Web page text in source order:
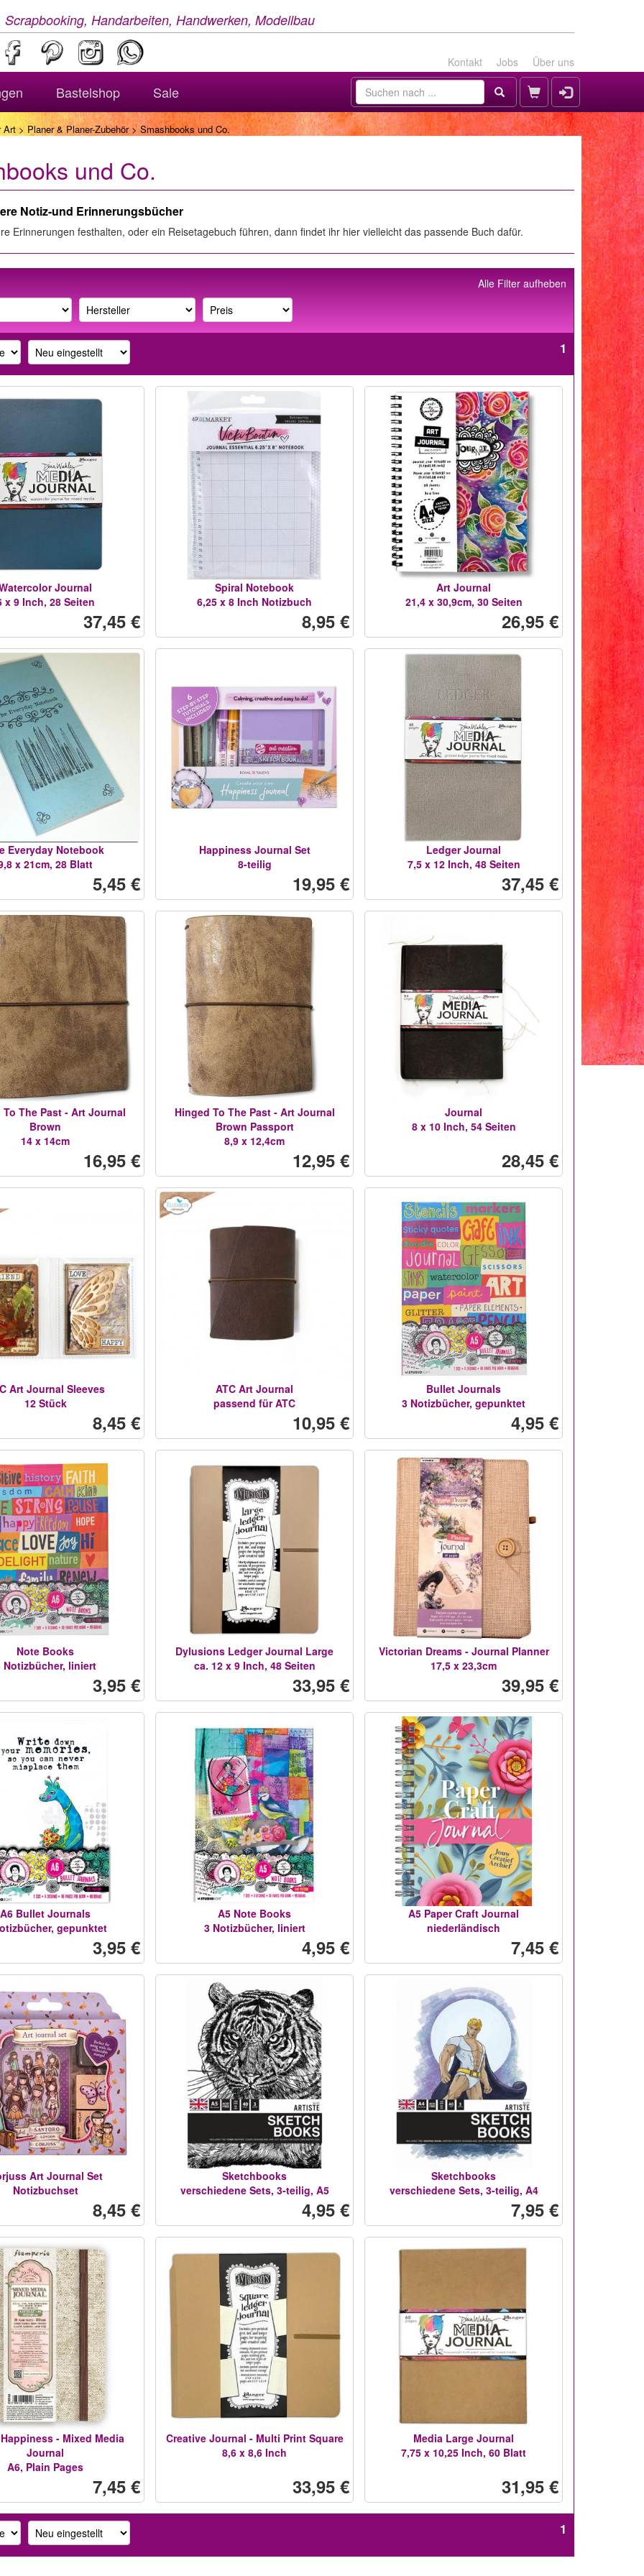
Scrapbooking, Handarbeiten, Handwerken, Modellbau
Kontakt Jobs Über uns
Bastelshop Sale
Art> Planer & Planer-Zubehör> Smashbooks und Co.
und Co.
Notiz-und Erinnerungsbücher
Erinnerungen festhalten, oder ein Reisetagebuch führen, dann findet ihr hier vielleicht das passende Buch dafür.
Alle Filter aufheben
1
Journal
x 9 Inch, 28 Seiten
37,45 €
Spiral Notebook
6,25 x 8 Inch Notizbuch
8,95 €
Art Journal
21,4 x 30,9cm, 30 Seiten
26,95 €
Everyday Notebook
x 21cm, 28 Blatt
5,45 €
Happiness Journal Set
8-teilig
19,95 €
Ledger Journal
7,5 x 12 Inch, 48 Seiten
37,45 €
The Past - Art Journal
Brown
14 x 14cm
16,95 €
Hinged To The Past - Art Journal
Brown Passport
8,9 x 12,4cm
12,95 €
Journal
8 x 10 Inch, 54 Seiten
28,45 €
Art Journal Sleeves
12 Stück
8,45 €
ATC Art Journal
passend für ATC
10,95 €
Bullet Journals
3 Notizbücher, gepunktet
4,95 €
Note Books
Notizbücher, liniert
3,95 €
Dylusions Ledger Journal Large
ca. 12 x 9 Inch, 48 Seiten
33,95 €
Victorian Dreams - Journal Planner
17,5 x 23,3cm
39,95 €
A6 Bullet Journals
gepunktet
3,95 €
A5 Note Books
3 Notizbücher, liniert
4,95 €
A5 Paper Craft Journal
niederländisch
7,45 €
Art Journal Set
Notizbuchset
8,45 €
Sketchbooks
verschiedene Sets, 3-teilig, A5
4,95 €
Sketchbooks
verschiedene Sets, 3-teilig, A4
7,95 €
- Mixed Media
Journal
A6, Plain Pages
7,45 €
Creative Journal - Multi Print Square
8,6 x 8,6 Inch
33,95 €
Media Large Journal
7,75 x 10,25 Inch, 60 Blatt
31,95 €
1